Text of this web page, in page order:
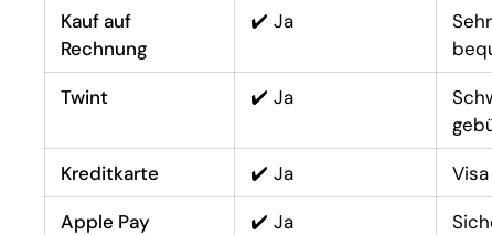
Kauf auf
Rechnung
✔️ Ja
Twint ✔️ Ja
Kreditkarte ✔️ Ja
Apple Pay
✔️ Ja